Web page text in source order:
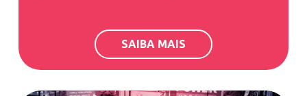
SAIBA MAIS